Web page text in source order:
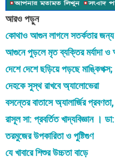
আরও পড়ুন
কোথাও আগুন লাগলে সতর্কতার জন্য
আগুনে পুড়লে মৃত ব্যক্তির মর্যাদা
দেশে দেশে ছড়িয়ে পড়ছে
দেহকে সুস্থ রাখবে অ্যালোভেরা
বসন্তের বাতাসে অ্যালার্জির
রাসূল সা: প্রবর্তিত খাদ্যবিজ্ঞান ।
তরমুজের উপকারিতা ও পুষ্টিগুণ
যে খাবারে শিশুর উচ্চতা বাড়ে